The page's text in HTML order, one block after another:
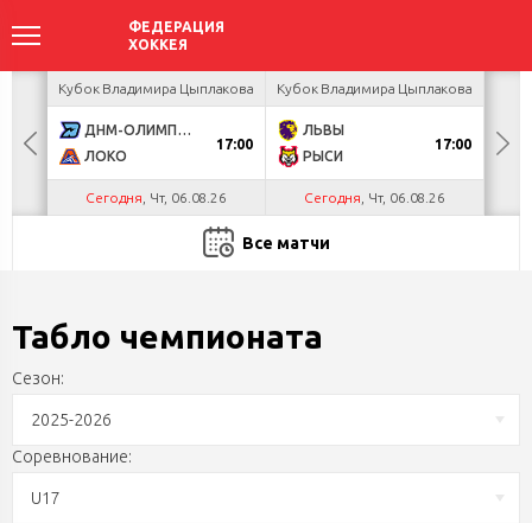
Кубок Владимира Цыплакова
ДНМ-ОЛИМПИК
ЛОКО
17:00
Сегодня , Чт, 06.08.26
Кубок Владимира Цыплакова
ЛЬВЫ
РЫСИ
17:00
Сегодня , Чт, 06.08.26
Все матчи
Табло чемпионата
Сезон:
2025-2026
Соревнование:
U17